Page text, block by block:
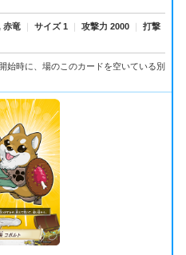
赤竜 ｜ サイズ 1 ｜ 攻撃力 2000 ｜
打撃
始時に、場のこのカードを空いている別